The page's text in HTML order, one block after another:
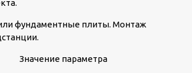
фундаментные плиты. Монтаж
Значение параметра